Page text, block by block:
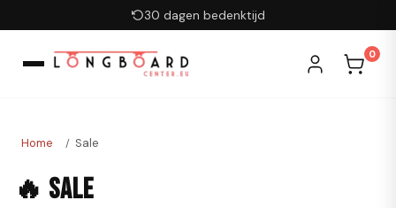
30 dagen bedenktijd
0
Home / Sale
🔥 Sale